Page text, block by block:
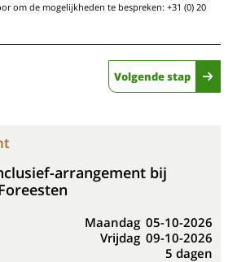
om de mogelijkheden te bespreken: +31 (0) 20
Volgende stap
arrangement bij
Maandag 05-10-2026
Vrijdag 09-10-2026
5 dagen